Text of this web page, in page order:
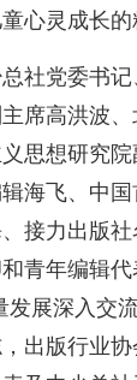
心灵成长的
社党委书记
席高洪波
思想研究
海飞、中
接力出版
青年编辑代
发展深入交
出版行业